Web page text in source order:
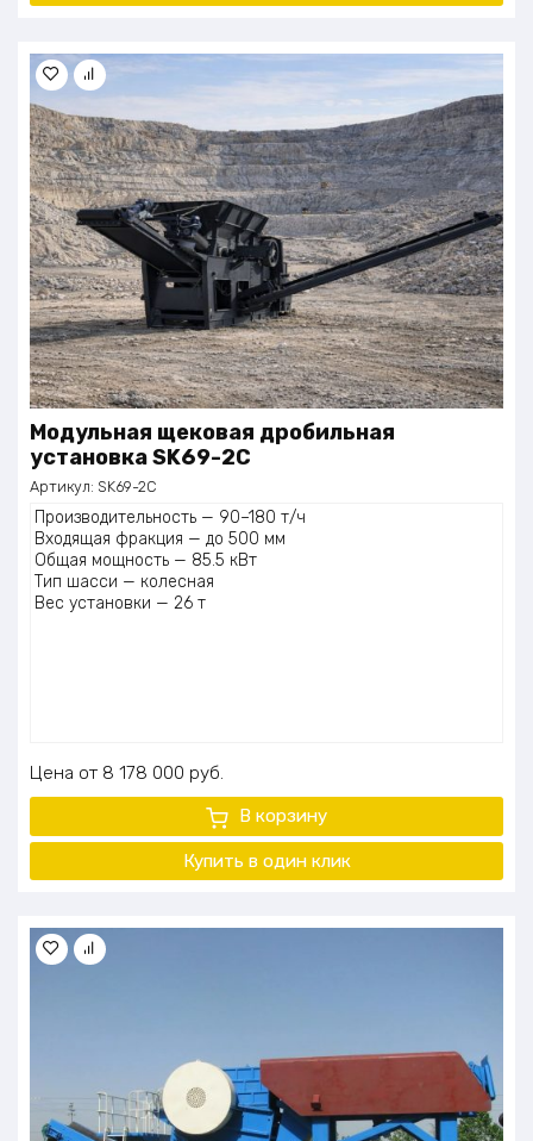
Модульная щековая дробильная
установка SK69-2C
Артикул: SK69-2C
Производительность — 90–180 т/ч
Входящая фракция — до 500 мм
Общая мощность — 85.5 кВт
Тип шасси — колесная
Вес установки — 26 т
Цена 8 178 000 руб.
В корзину
Купить в один клик